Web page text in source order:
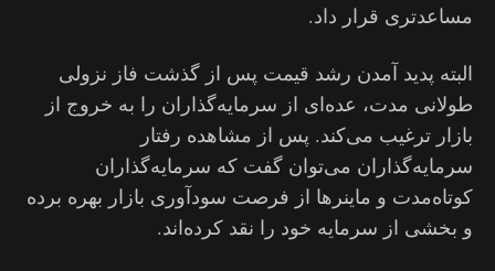
مساعدتری قرار داد.
البته پدید آمدن رشد قیمت پس از گذشت فاز نزولی
طولانی مدت، عده‌ای از سرمایه‌گذاران را به خروج از
بازار ترغیب می‌کند. پس از مشاهده رفتار
سرمایه‌گذاران می‌توان گفت که سرمایه‌گذاران
کوتاه‌مدت و ماینرها از فرصت سودآوری بازار بهره برده
و بخشی از سرمایه خود را نقد کرده‌اند.